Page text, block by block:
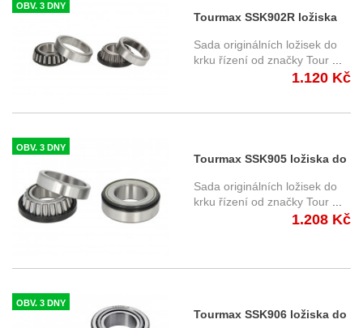
OBV. 3 DNY
Tourmax SSK902R ložiska
do krku řízení
Sada originálních ložisek do
krku řízení od značky Tour
1.120 Kč
OBV. 3 DNY
Tourmax SSK905 ložiska do
krku řízení
Sada originálních ložisek do
krku řízení od značky Tour
1.208 Kč
OBV. 3 DNY
Tourmax SSK906 ložiska do